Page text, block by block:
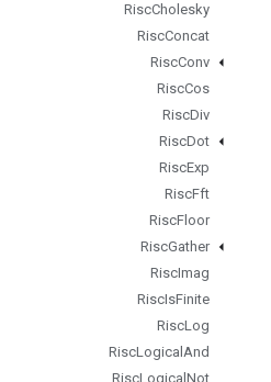
RiscCholesky
RiscConcat
RiscConv
RiscCos
RiscDiv
RiscDot
RiscExp
RiscFft
RiscFloor
RiscGather
RiscImag
RiscIsFinite
RiscLog
RiscLogical And
RiscLogical Not